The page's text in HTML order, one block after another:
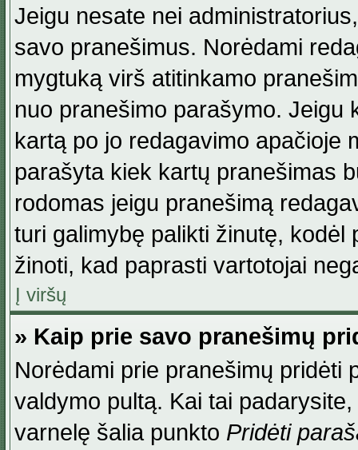
Jeigu nesate nei
savo pranešimus. Norėdami
mygtuką virš atitinkamo
nuo pranešimo parašymo. Jeigu
kartą po jo redagavimo apačioje
parašyta kiek kartų pranešimas
rodomas jeigu pranešimą
turi galimybę palikti žinutę, kodėl
žinoti, kad paprasti vartotojai
Į viršų
» Kaip prie savo pranešimų
Norėdami prie pranešimų pridėti
valdymo pultą. Kai tai
varnelę šalia punkto Pridėti